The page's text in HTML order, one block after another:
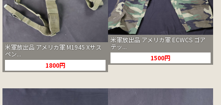
米軍放出品 アメリカ軍 M1945 Xサス
ペン...
1800円
米軍放出品 アメリカ軍 ECWCS ゴア
テッ...
1500円